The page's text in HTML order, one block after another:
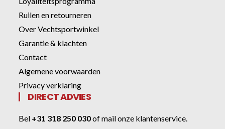
Ruilen en retourneren
Over Vechtsportwinkel
Garantie & klachten
Contact
Algemene voorwaarden
Privacy verklaring
DIRECT ADVIES
Bel +31 318 250 030ofmail onze klantenservice